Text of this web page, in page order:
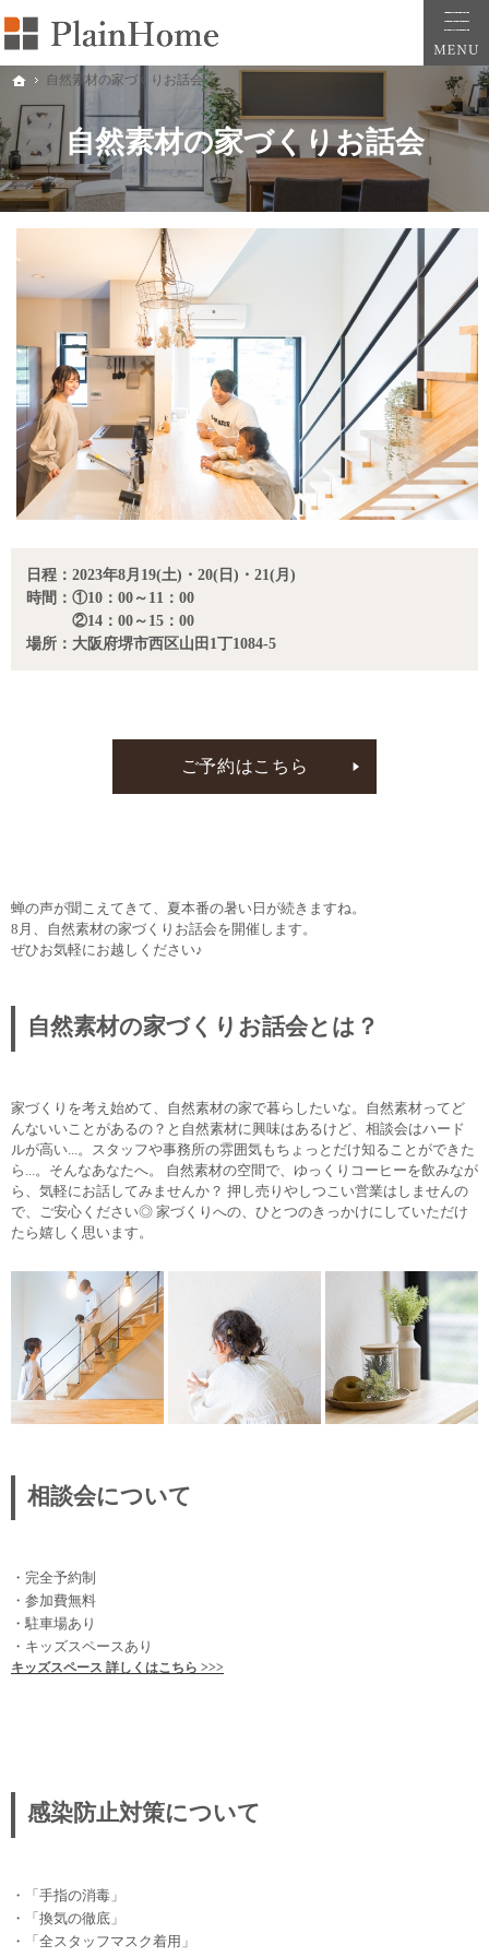
自然素材の家づくりお話会
大阪・堺市での新築一戸建ては工務店の「PlainHome平原建築工房」へおまかせ。自然
堺市をはじめ大阪府全域での新築注文住宅ならプレインホームへ。自然素材の心地よさ
日程：2023年8月19(土)・20(日)・21(月)
時間：①10：00～11：00
②14：00～15：00
場所：大阪府堺市西区山田1丁1084-5
ご予約はこちら
蝉の声が聞こえてきて、夏本番の暑い日が続きますね。
8月、自然素材の家づくりお話会を開催します。
ぜひお気軽にお越しください♪
自然素材の家づくりお話会とは？
家づくりを考え始めて、自然素材の家で暮らしたいな。自然素材ってど
んないいことがあるの？と自然素材に興味はあるけど、相談会はハード
ルが高い...。スタッフや事務所の雰囲気もちょっとだけ知ることができた
ら...。そんなあなたへ。 自然素材の空間で、ゆっくりコーヒーを飲みなが
ら、気軽にお話してみませんか？ 押し売りやしつこい営業はしませんの
で、ご安心ください◎ 家づくりへの、ひとつのきっかけにしていただけ
たら嬉しく思います。
相談会について
・完全予約制
・参加費無料
・駐車場あり
・キッズスペースあり
キッズスペース 詳しくはこちら >>>
感染防止対策について
・「手指の消毒」
・「換気の徹底」
・「全スタッフマスク着用」
ホーム
自然素材の家づくりお話会